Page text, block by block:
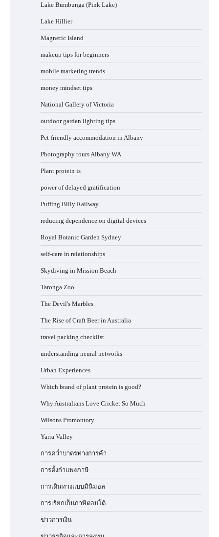
Lake Bumbunga (Pink Lake)
Lake Hillier
Magnetic Island
makeup tips for beginners
mobile marketing trends
money mindset tips
National Gallery of Victoria
outdoor garden lighting tips
Pet-friendly accommodation in Albany
Photography tours Albany WA
Plant protein is
power of delayed gratification
Puffing Billy Railway
reducing dependence on digital devices
Royal Botanic Garden Sydney
self-care in relationships
Skydiving in Mission Beach
Taronga Zoo
The Devil's Marbles
The Rise of Craft Beer in Australia
travel packing checklist
understanding neural networks
Urban Experiences
Which brand of plant protein is good?
Why Australians Love Cricket So Much
Wilsons Promontory
Yarra Valley
การคว่ำบาตรทางการค้า
การตั้งกำแพงภาษี
การเดินทางแบบมินิมอล
การเรียกเก็บภาษีตอบโต้
ข่าวการเงิน